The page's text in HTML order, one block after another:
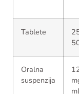
Tablete
Oralna
suspenzija